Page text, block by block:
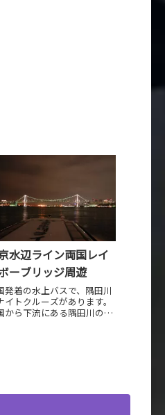
水辺ライン両国レイ
ーブリッジ周遊
発着の水上バスで、隅田川
イトクルーズがあります。
から下流にある隅田川の橋